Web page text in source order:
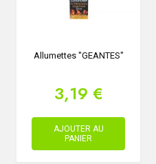
Allumettes "GEANTES"
3,19 €
AJOUTER AU
PANIER